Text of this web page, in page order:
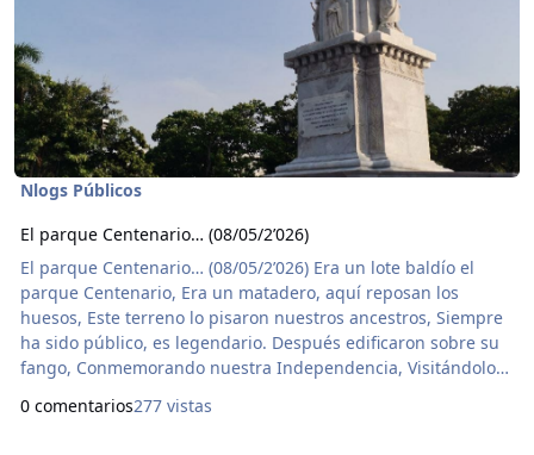
Nlogs Públicos
El parque Centenario… (08/05/2’026)
El parque Centenario… (08/05/2’026) Era un lote baldío el
parque Centenario, Era un matadero, aquí reposan los
huesos, Este terreno lo pisaron nuestros ancestros, Siempre
ha sido público, es legendario. Después edificaron sobre su
fango, Conmemorando nuestra Independencia, Visitándolo
quince años. ¿Privatizarlo un aparecido fragua? Tanto, que
0 comentarios277 vistas